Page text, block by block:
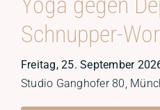
Schnupper-
Freitag, 25. September
Studio Ganghofer 80,